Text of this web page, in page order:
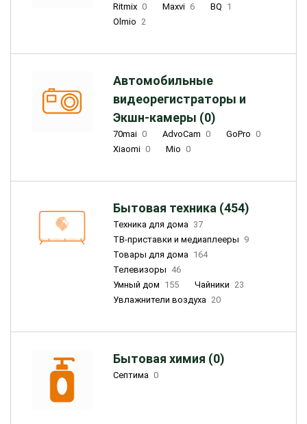
Ritmix 0 Maxvi 6 BQ 1
Olmio 2
Автомобильные
видеорегистраторы и
Экшн-камеры (0)
70mai 0 AdvoCam 0 GoPro 0
Xiaomi 0 Mio 0
Бытовая техника (454)
Техника для дома 37
ТВ-приставки и медиаплееры 9
Товары для дома 164
Телевизоры 46
Умный дом 155 Чайники 23
Увлажнители воздуха 20
Бытовая химия (0)
Септима 0